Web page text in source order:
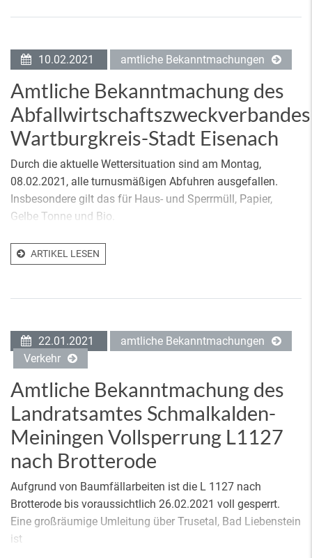
10.02.2021 amtliche Bekanntmachungen
Amtliche Bekanntmachung des
Abfallwirtschaftszweckverbandes
Wartburgkreis-Stadt Eisenach
Durch die aktuelle Wettersituation sind am Montag,
08.02.2021, alle turnusmäßigen Abfuhren ausgefallen.
Insbesondere gilt das für Haus- und Sperrmüll, Papier,
Gelbe Tonne und Bio.
ARTIKEL LESEN
22.01.2021
amtliche Bekanntmachungen
Verkehr
Amtliche Bekanntmachung des
Landratsamtes Schmalkalden-
Meiningen Vollsperrung L1127
nach Brotterode
Aufgrund von Baumfällarbeiten ist die L 1127 nach
Brotterode bis voraussichtlich 26.02.2021 voll gesperrt.
Eine großräumige Umleitung über Trusetal, Bad Liebenstein
ist